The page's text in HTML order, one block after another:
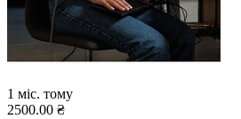
1 міс. тому
2500.00 ₴